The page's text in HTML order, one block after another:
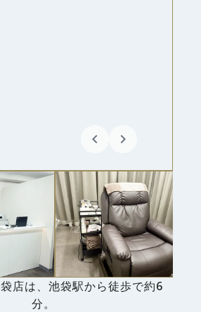
keyboard_arrow_left keyboard_arrow_right
店は、池袋駅から徒歩で約6
分。